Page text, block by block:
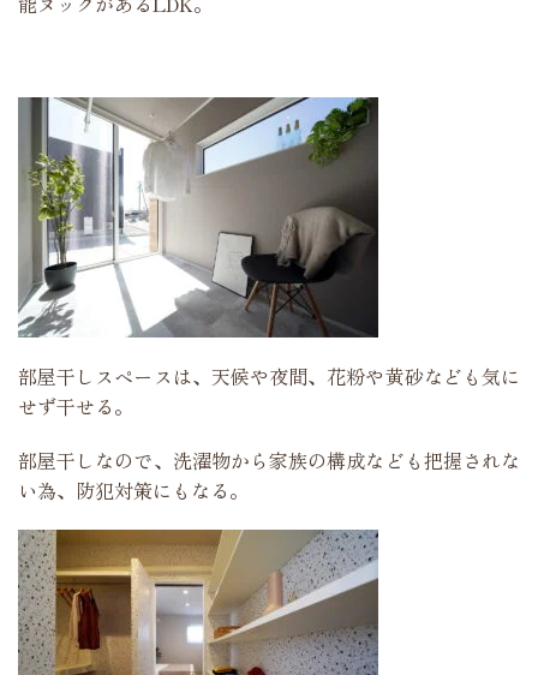
部屋干しスペースは、天候や夜間、花粉や黄砂なども気に
せず干せる。
部屋干しなので、洗濯物から家族の構成なども把握されな
い為、防犯対策にもなる。